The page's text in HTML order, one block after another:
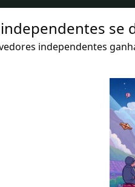
se
independentes